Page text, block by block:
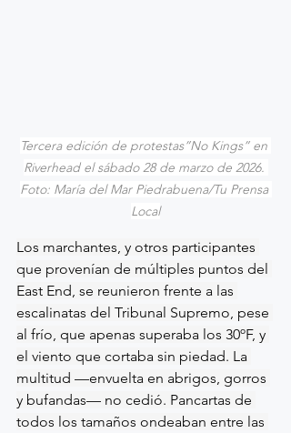
Tercera edición de protestas”No Kings” en
Riverhead el sábado 28 de marzo de 2026.
Foto: María del Mar Piedrabuena/Tu Prensa
Local
Los marchantes, y otros participantes
que provenían de múltiples puntos del
East End, se reunieron frente a las
escalinatas del Tribunal Supremo, pese
al frío, que apenas superaba los 30ºF, y
el viento que cortaba sin piedad. La
multitud —envuelta en abrigos, gorros
y bufandas— no cedió. Pancartas de
todos los tamaños ondeaban entre las